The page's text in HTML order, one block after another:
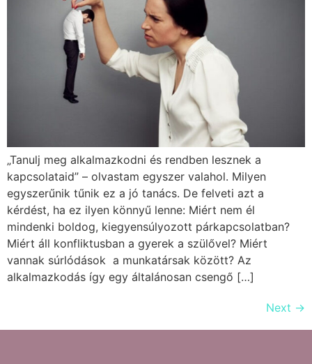
„Tanulj meg alkalmazkodni és rendben lesznek a
kapcsolataid” – olvastam egyszer valahol. Milyen
egyszerűnik tűnik ez a jó tanács. De felveti azt a
kérdést, ha ez ilyen könnyű lenne: Miért nem él
mindenki boldog, kiegyensúlyozott párkapcsolatban?
Miért áll konfliktusban a gyerek a szülővel? Miért
vannak súrlódások a munkatársak között? Az
alkalmazkodás így egy általánosan csengő […]
Next →